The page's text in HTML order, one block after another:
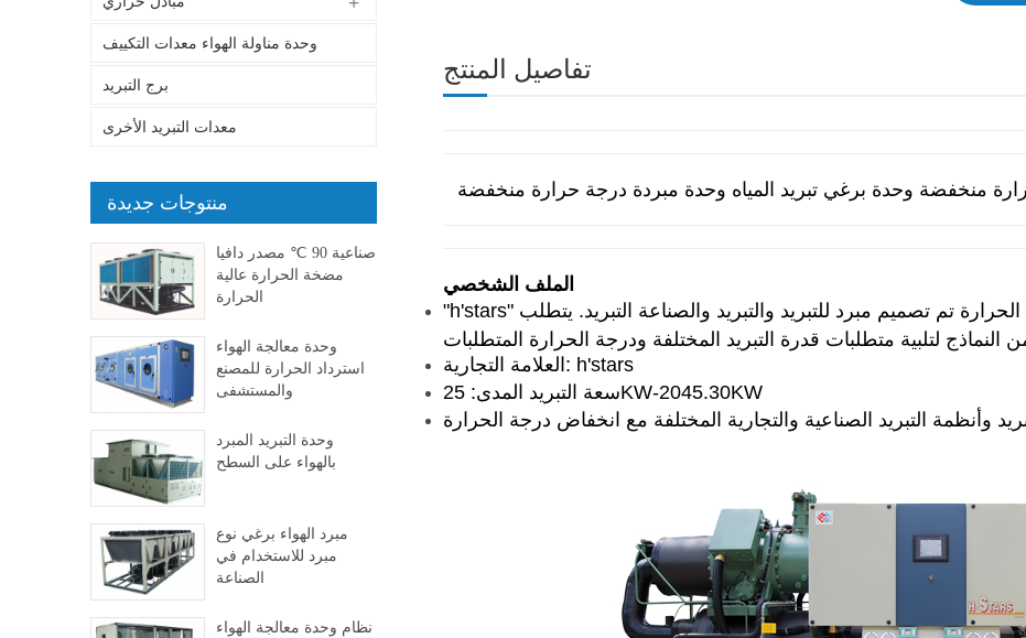
تفاصيل المنتج
منخفضة وحدة برغي تبريد المياه وحدة مبردة درجة حرارة منخفضة
الملف الشخصي
"h'stars" نوع المسمار المبرد بالماء انخفاض درجة الحرارة تم تصميم مبرد للتبريد والتبريد والصناعة التبريد. يتطلب
العلامة التجارية: h'stars
سعة التبريد المدى: 25KW-2045.30KW
وأنظمة التبريد الصناعية والتجارية المختلفة مع انخفاض درجة الحرارة
وحدة مناولة الهواء معدات التكييف
برج التبريد
معدات التبريد الأخرى
منتوجات جديدة
صناعية 90 ℃ مصدر دافيا
مضخة الحرارة عالية
الحرارة
وحدة معالجة الهواء
استرداد الحرارة للمصنع
والمستشفى
وحدة التبريد المبرد
بالهواء على السطح
مبرد الهواء برغي نوع
مبرد للاستخدام في
الصناعة
نظام وحدة معالجة الهواء